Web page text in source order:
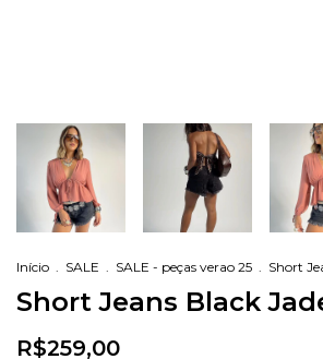
Início . SALE . SALE - peças verao 25 . Short
Short Jeans Black
R$259,00